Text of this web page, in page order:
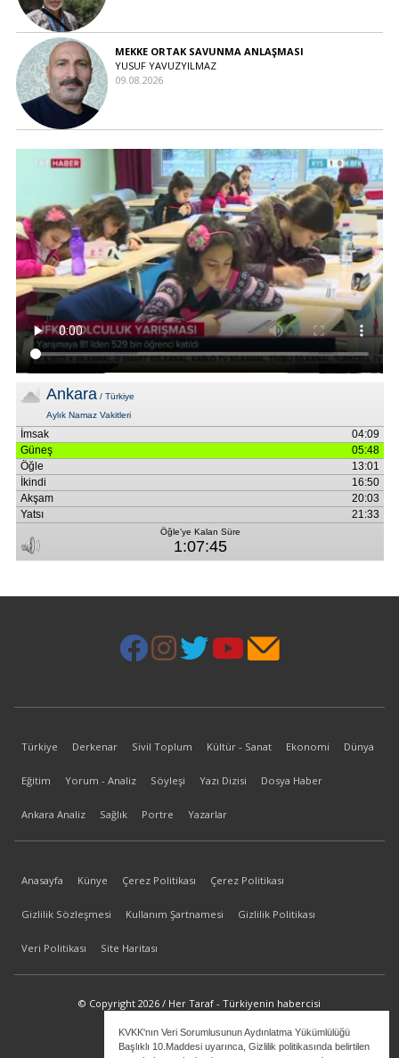
KVKK'nın Veri Sorumlusunun Aydınlatma Yükümlülüğü
Başlıklı 10.Maddesi uyarınca, Gizlilik politikasında belirtilen
MEKKE ORTAK SAVUNMA ANLAŞMASI
YUSUF YAVUZYILMAZ
09.08.2026
Türkiye Derkenar Sivil Toplum Kültür - Sanat Ekonomi Dünya
Eğitim Yorum - Analiz Söyleşi Yazı Dizisi Dosya Haber
Ankara Analiz Sağlık Portre Yazarlar
Anasayfa Künye Çerez Politikası Çerez Politikası
Gizlilik Sözleşmesi Kullanım Şartnamesi Gizlilik Politikası
Veri Politikası Site Haritası
© Copyright 2026 / Her Taraf - Türkiyenin habercisi
bilgi@hertaraf.com